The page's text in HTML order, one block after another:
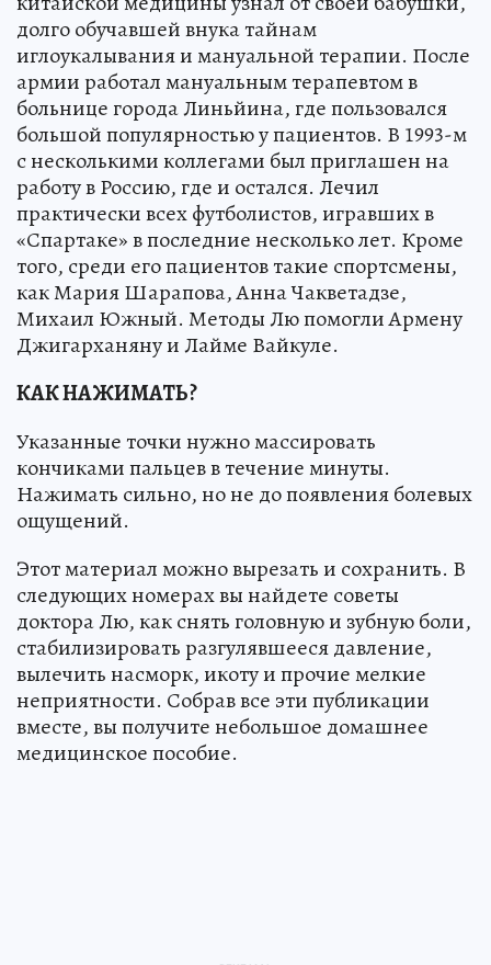
долго обучавшей внука тайнам
иглоукалывания и мануальной терапии. После
армии работал мануальным терапевтом в
больнице города Линьйина, где пользовался
большой популярностью у пациентов. В 1993-м
с несколькими коллегами был приглашен на
работу в Россию, где и остался. Лечил
практически всех футболистов, игравших в
«Спартаке» в последние несколько лет. Кроме
того, среди его пациентов такие спортсмены,
как Мария Шарапова, Анна Чакветадзе,
Михаил Южный. Методы Лю помогли Армену
Джигарханяну и Лайме Вайкуле.
КАК НАЖИМАТЬ?
Указанные точки нужно массировать
кончиками пальцев в течение минуты.
Нажимать сильно, но не до появления болевых
ощущений.
Этот материал можно вырезать и сохранить. В
следующих номерах вы найдете советы
доктора Лю, как снять головную и зубную боли,
стабилизировать разгулявшееся давление,
вылечить насморк, икоту и прочие мелкие
неприятности. Собрав все эти публикации
вместе, вы получите небольшое домашнее
медицинское пособие.